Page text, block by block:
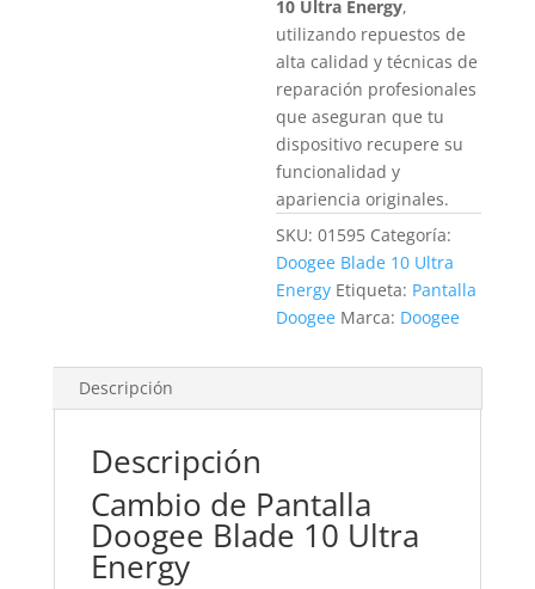
10 Ultra Energy,
utilizando repuestos de
alta calidad y técnicas de
reparación profesionales
que aseguran que tu
dispositivo recupere su
funcionalidad y
apariencia originales.
SKU:01595 Categoría:
Doogee Blade 10 Ultra
Energy Etiqueta: Pantalla
Doogee Marca: Doogee
Descripción
Descripción
Cambio de Pantalla
Doogee Blade 10 Ultra
Energy